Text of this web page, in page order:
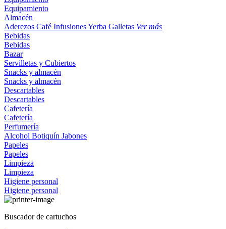
Equipamiento
Almacén
Aderezos Café InfusionesYerba Galletas Ver más
Bebidas
Bebidas
Bazar
Servilletas y Cubiertos
Snacks y almacén
Snacks y almacén
Descartables
Descartables
Cafetería
Cafetería
Perfumería
Alcohol Botiquín Jabones
Papeles
Papeles
Limpieza
Limpieza
Higiene personal
Higiene personal
Buscador de cartuchos